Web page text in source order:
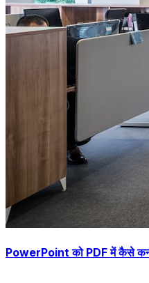
PowerPoint को PDF में कैसे